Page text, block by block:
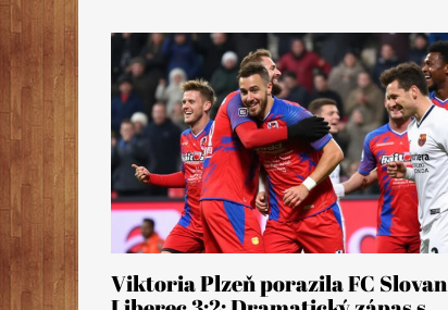
Viktoria Plzeň porazila FC Slovan